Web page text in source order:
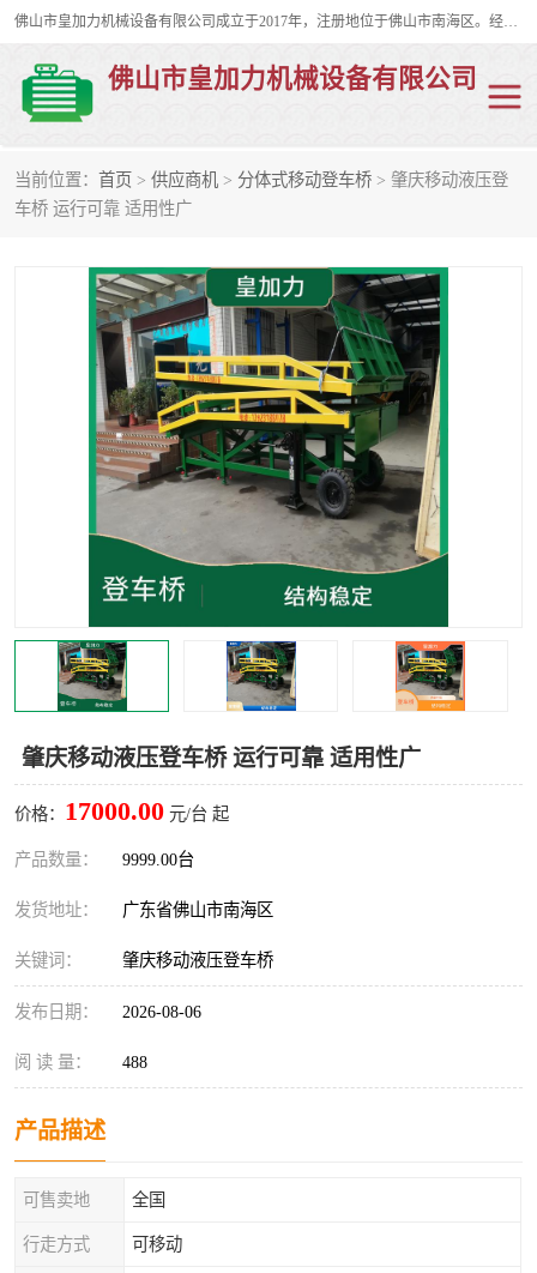
佛山市皇加力机械设备有限公司成立于2017年，注册地位于佛山市南海区。经营范围包括：其他机械设备及电子产品批发、电气设备批发、贸易代理、五金产品批发等；主要产品有：移动式登车桥、叉车装卸货平台、移动式升降机、升降货梯、油桶夹具、电动堆高车。
佛山市皇加力机械设备有限公司
当前位置： 首页 > 供应商机 > 分体式移动登车桥 > 肇庆移动液压登
车桥 运行可靠 适用性广
肇庆移动液压登车桥 运行可靠 适用性广
价格： 17000.00 元/台 起
产品数量： 9999.00台
发货地址： 广东省佛山市南海区
关键词： 肇庆移动液压登车桥
发布日期： 2026-08-06
阅 读 量： 488
产品描述
可售卖地 全国
行走方式 可移动
移动式登车桥
步行式电动堆高车 移动登车台
叉车装卸货平台 电动搬运车
移动式升降平台 升降货梯
集装箱装柜平台 油桶夹具